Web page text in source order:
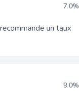
7.0%
un taux
9.0%